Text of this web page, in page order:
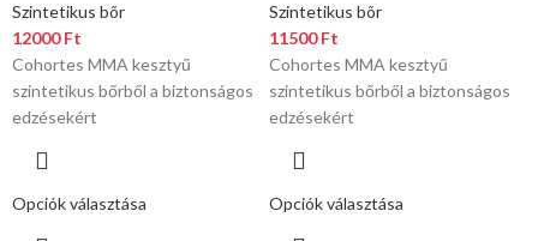
Szintetikus bõr
12000Ft
Cohortes MMA kesztyű
szintetikus bőrből a biztonságos
edzésekért
Opciók választása
Szintetikus bõr
11500Ft
Cohortes MMA kesztyű
szintetikus bőrből a biztonságos
edzésekért
Opciók választása